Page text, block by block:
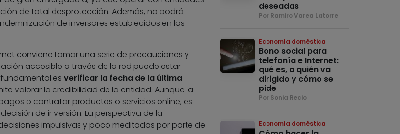
de total desprotección. Además, no podrá
de inversores establecidos en las
conviene tomar una serie de precauciones y
accesible a través de la red puede estar
es verificar la fecha de la última
valorar la credibilidad de la entidad. Aunque la
o contratar productos o servicios online, es
de inversión. La perspectiva de la
impulsivas y poco meditadas por parte de
deseadas
Por Ramiro Varea Latorre
Economía doméstica
Bono social para
telefonía e Internet:
qué es, a quién va
dirigido y cómo se
pide
Por Sonia Recio
Economía doméstica